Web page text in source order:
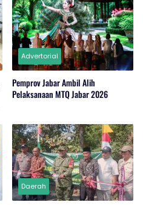
Advertorial
Pemprov Jabar Ambil Alih
Pelaksanaan MTQ Jabar 2026
Daerah